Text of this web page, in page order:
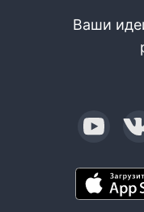
Ваши